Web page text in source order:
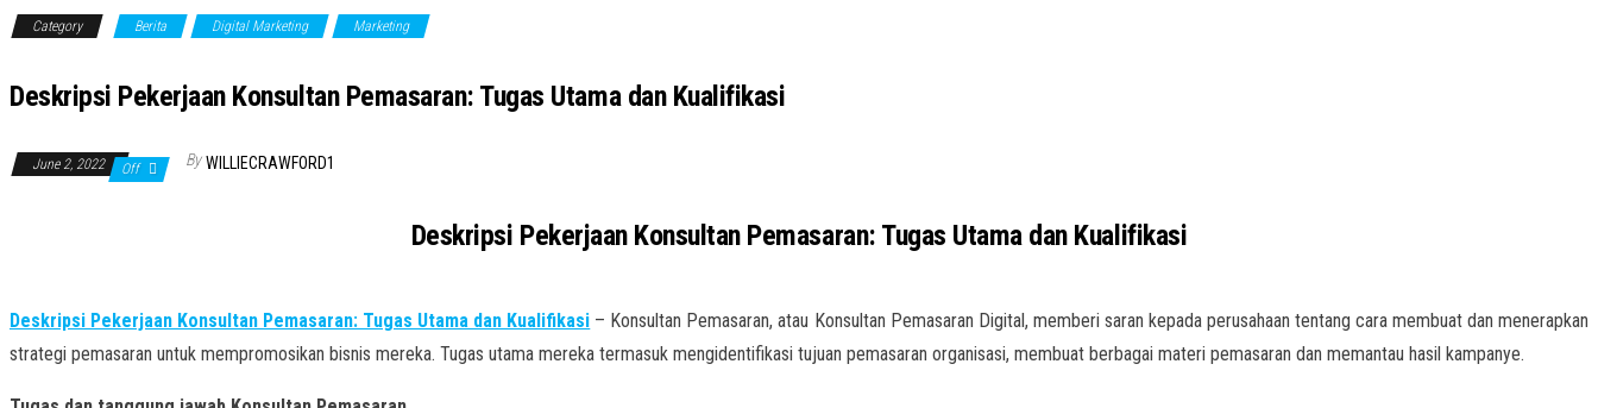
Category Berita Digital Marketing Marketing
Deskripsi Pekerjaan Konsultan Pemasaran: Tugas Utama dan Kualifikasi
June 2, 2022 Off By WILLIECRAWFORD1
Deskripsi Pekerjaan Konsultan Pemasaran: Tugas Utama dan Kualifikasi
Deskripsi Pekerjaan Konsultan Pemasaran: Tugas Utama dan Kualifikasi – Konsultan Pemasaran, atau Konsultan Pemasaran Digital, memberi saran kepada perusahaan tentang cara membuat dan menerapkan
strategi pemasaran untuk mempromosikan bisnis mereka. Tugas utama mereka termasuk mengidentifikasi tujuan pemasaran organisasi, membuat berbagai materi pemasaran dan memantau hasil kampanye.